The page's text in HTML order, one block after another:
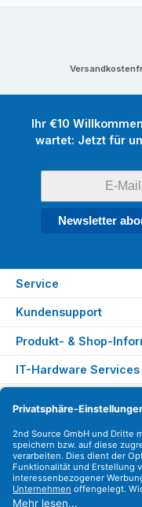
Ihr €10
wartet: Jetzt für
Newsletter
Service
Kundensupport
Produkt- & Shop-
IT-Hardware Services
Versandarten
Zahlungsarten
Sicher Einkaufen